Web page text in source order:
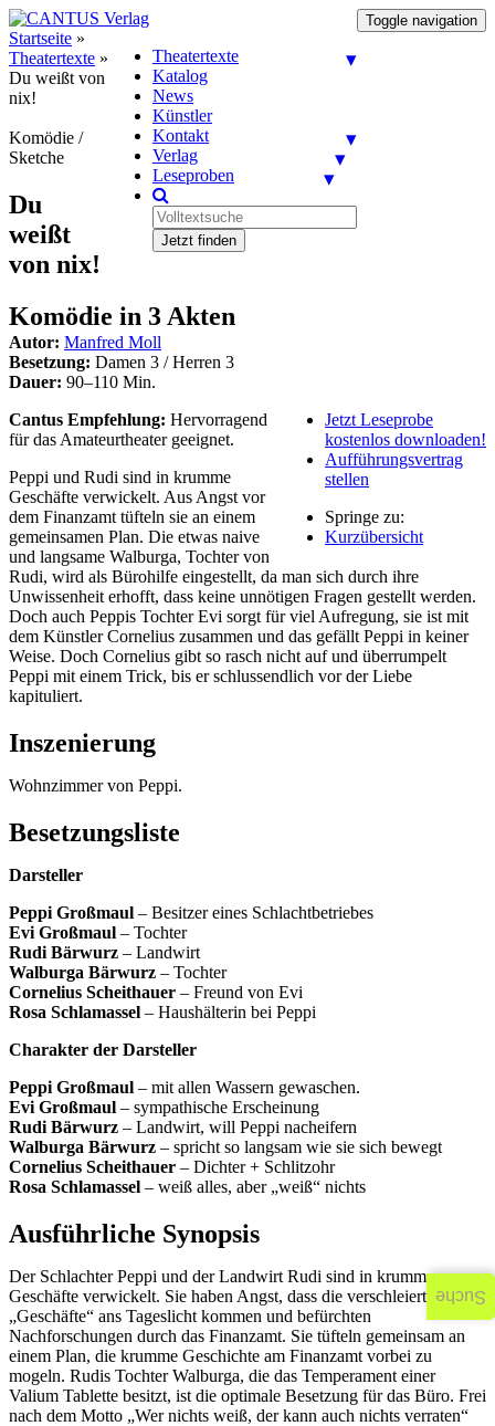
Toggle navigation
Theatertexte
Katalog
News
Künstler
Kontakt
Verlag
Leseproben
Jetzt finden
Startseite »
Theatertexte »
Du weißt von
nix!
Komödie /
Sketche
Du
weißt
von nix!
Komödie in 3 Akten
Autor: Manfred Moll
Besetzung: Damen 3 / Herren 3
Dauer: 90–110 Min.
Jetzt Leseprobe
kostenlos downloaden!
Aufführungsvertrag
stellen
Springe zu:
Kurzübersicht
Cantus Empfehlung: Hervorragend
für das Amateurtheater geeignet.
Peppi und Rudi sind in krumme
Geschäfte verwickelt. Aus Angst vor
dem Finanzamt tüfteln sie an einem
gemeinsamen Plan. Die etwas naive
und langsame Walburga, Tochter von
Rudi, wird als Bürohilfe eingestellt, da man sich durch ihre
Unwissenheit erhofft, dass keine unnötigen Fragen gestellt werden.
Doch auch Peppis Tochter Evi sorgt für viel Aufregung, sie ist mit
dem Künstler Cornelius zusammen und das gefällt Peppi in keiner
Weise. Doch Cornelius gibt so rasch nicht auf und überrumpelt
Peppi mit einem Trick, bis er schlussendlich vor der Liebe
kapituliert.
Inszenierung
Wohnzimmer von Peppi.
Besetzungsliste
Darsteller
Peppi Großmaul – Besitzer eines Schlachtbetriebes
Evi Großmaul – Tochter
Rudi Bärwurz – Landwirt
Walburga Bärwurz – Tochter
Cornelius Scheithauer – Freund von Evi
Rosa Schlamassel – Haushälterin bei Peppi
Charakter der Darsteller
Peppi Großmaul – mit allen Wassern gewaschen.
Evi Großmaul – sympathische Erscheinung
Rudi Bärwurz – Landwirt, will Peppi nacheifern
Walburga Bärwurz – spricht so langsam wie sie sich bewegt
Cornelius Scheithauer – Dichter + Schlitzohr
Rosa Schlamassel – weiß alles, aber „weiß“ nichts
Ausführliche Synopsis
Der Schlachter Peppi und der Landwirt Rudi sind in krumme
Geschäfte verwickelt. Sie haben Angst, dass die verschleierten
„Geschäfte“ ans Tageslicht kommen und befürchten
Nachforschungen durch das Finanzamt. Sie tüfteln gemeinsam an
einem Plan, die krumme Geschichte am Finanzamt vorbei zu
mogeln. Rudis Tochter Walburga, die das Temperament einer
Valium Tablette besitzt, ist die optimale Besetzung für das Büro. Frei
nach dem Motto „Wer nichts weiß, der kann auch nichts verraten“
Suche